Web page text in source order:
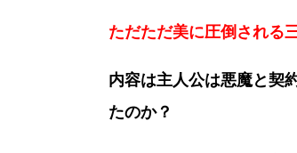
ただただ美に圧倒される
内容は主人公は悪魔と契
たのか？